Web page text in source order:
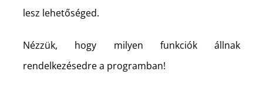
lesz lehetőséged.
Nézzük, hogy milyen funkciók állnak
rendelkezésedre a programban!